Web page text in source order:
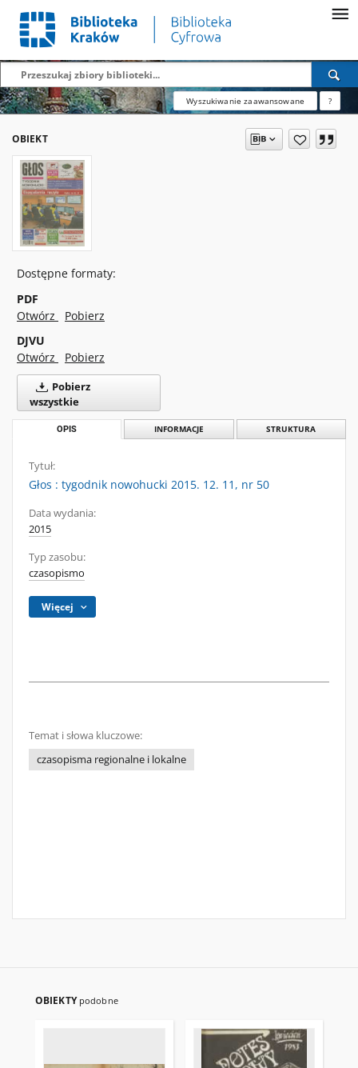
Wyszukiwanie zaawansowane ?
OBIEKT
Dostępne formaty:
PDF
Otwórz
Pobierz
DJVU
Otwórz
Pobierz
Pobierz
wszystkie
OPIS INFORMACJE STRUKTURA
Tytuł:
Głos : tygodnik nowohucki 2015. 12. 11, nr 50
Data wydania:
2015
Typ zasobu:
czasopismo
Więcej
Temat i słowa kluczowe:
czasopisma regionalne i lokalne
OBIEKTY podobne